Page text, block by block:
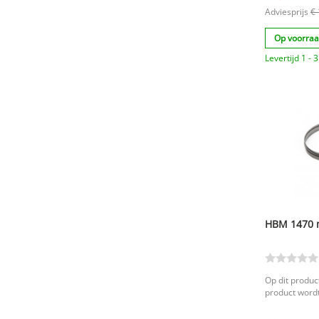
Adviesprijs €
Op
Levertijd 1 -
HBM 1470
Op dit
product